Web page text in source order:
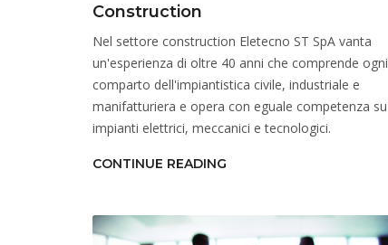
Construction
Nel settore construction Eletecno ST SpA vanta
un'esperienza di oltre 40 anni che comprende ogni
comparto dell'impiantistica civile, industriale e
manifatturiera e opera con eguale competenza su
impianti elettrici, meccanici e tecnologici.
CONTINUE READING